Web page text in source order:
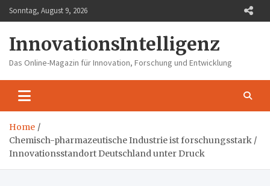
Skip
to
Sonntag, August 9, 2026
InnovationsIntelligenz
Das Online-Magazin für Innovation, Forschung und Entwicklung
Home
Chemisch-pharmazeutische Industrie ist forschungsstark /
Innovationsstandort Deutschland unter Druck